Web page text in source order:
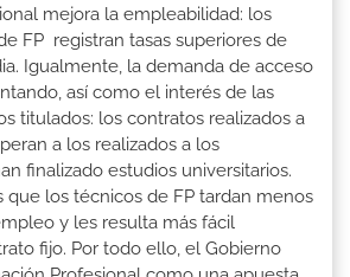
mejora la empleabilidad: los
FP registran tasas superiores de
Igualmente, la demanda de acceso
así como el interés de las
titulados: los contratos realizados a
a los realizados a los
finalizado estudios universitarios.
que los técnicos de FP tardan menos
y les resulta más fácil
fijo. Por todo ello, el Gobierno